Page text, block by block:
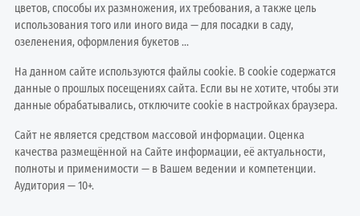
цветов, способы их размножения, их требования, а также цель
использования того или иного вида — для посадки в саду,
озеленения, оформления букетов ...
На данном сайте используются файлы cookie. В cookie содержатся
данные о прошлых посещениях сайта. Если вы не хотите, чтобы эти
данные обрабатывались, отключите cookie в настройках браузера.
Сайт не является средством массовой информации. Оценка
качества размещённой на Сайте информации, её актуальности,
полноты и применимости — в Вашем ведении и компетенции.
Аудитория — 10+.